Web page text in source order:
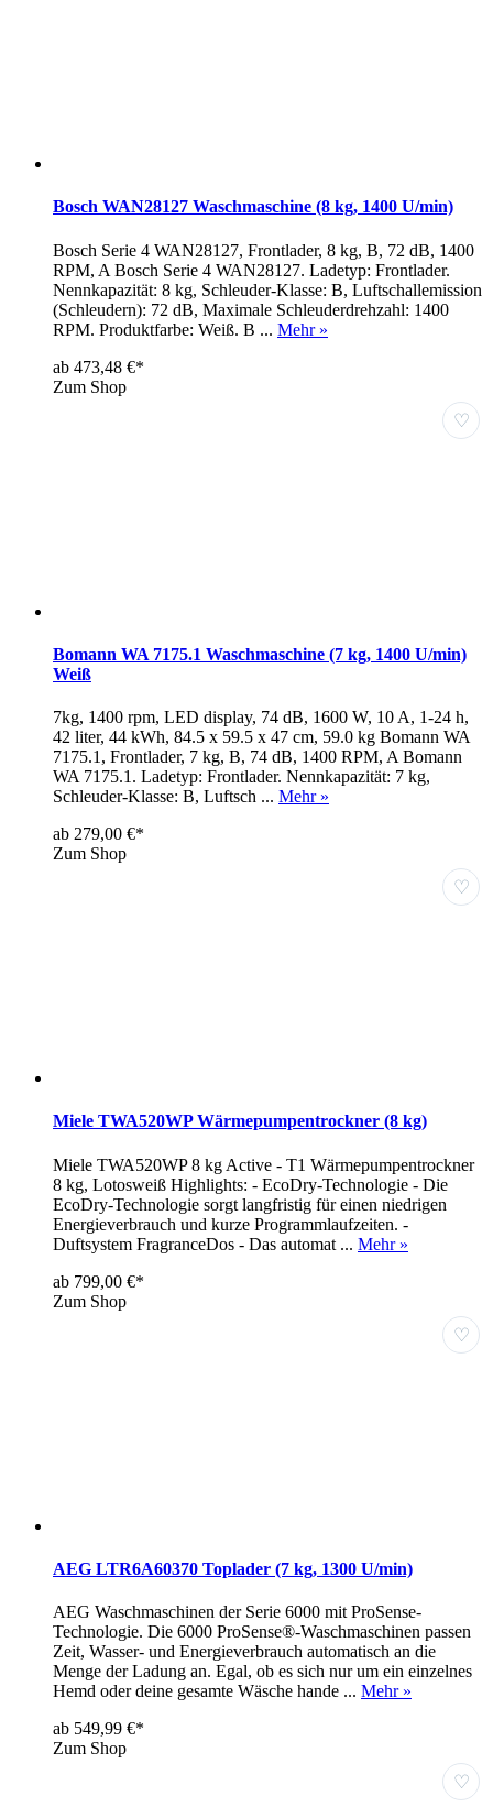
Bosch WAN28127 Waschmaschine (8 kg, 1400 U/min)
Bosch Serie 4 WAN28127, Frontlader, 8 kg, B, 72 dB, 1400
RPM, A Bosch Serie 4 WAN28127. Ladetyp: Frontlader.
Nennkapazität: 8 kg, Schleuder-Klasse: B, Luftschallemission
(Schleudern): 72 dB, Maximale Schleuderdrehzahl: 1400
RPM. Produktfarbe: Weiß. B ... Mehr »
ab 473,48 €*
Zum Shop
♡
Bomann WA 7175.1 Waschmaschine (7 kg, 1400 U/min)
Weiß
7kg, 1400 rpm, LED display, 74 dB, 1600 W, 10 A, 1-24 h,
42 liter, 44 kWh, 84.5 x 59.5 x 47 cm, 59.0 kg Bomann WA
7175.1, Frontlader, 7 kg, B, 74 dB, 1400 RPM, A Bomann
WA 7175.1. Ladetyp: Frontlader. Nennkapazität: 7 kg,
Schleuder-Klasse: B, Luftsch ... Mehr »
ab 279,00 €*
Zum Shop
♡
Miele TWA520WP Wärmepumpentrockner (8 kg)
Miele TWA520WP 8 kg Active - T1 Wärmepumpentrockner
8 kg, Lotosweiß Highlights: - EcoDry-Technologie - Die
EcoDry-Technologie sorgt langfristig für einen niedrigen
Energieverbrauch und kurze Programmlaufzeiten. -
Duftsystem FragranceDos - Das automat ... Mehr »
ab 799,00 €*
Zum Shop
♡
AEG LTR6A60370 Toplader (7 kg, 1300 U/min)
AEG Waschmaschinen der Serie 6000 mit ProSense-
Technologie. Die 6000 ProSense®-Waschmaschinen passen
Zeit, Wasser- und Energieverbrauch automatisch an die
Menge der Ladung an. Egal, ob es sich nur um ein einzelnes
Hemd oder deine gesamte Wäsche hande ... Mehr »
ab 549,99 €*
Zum Shop
♡